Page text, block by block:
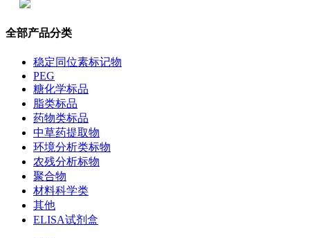
全部产品分类
稳定同位素标记物
PEG
糖化学标品
脂类标品
药物类标品
中草药提取物
环境分析类标物
农残分析标物
聚合物
材料科学类
其他
ELISA试剂盒